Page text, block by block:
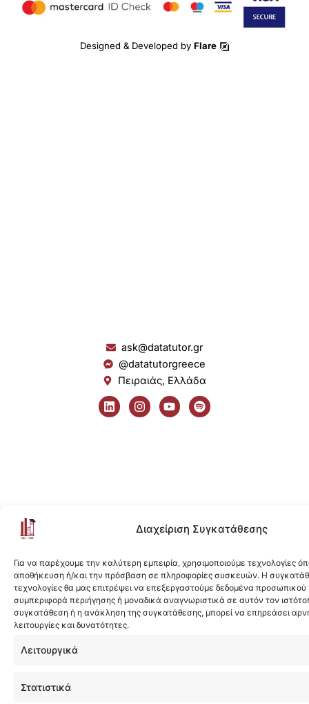
Διαχείριση Συγκατάθεσης
Για να παρέχουμε την καλύτερη εμπειρία, χρησιμοποιούμε τεχνολογίες
αποθήκευση ή/και την πρόσβαση σε πληροφορίες συσκευών. Η
τεχνολογίες θα μας επιτρέψει να επεξεργαστούμε δεδομένα
συμπεριφορά περιήγησης ή μοναδικά αναγνωριστικά σε αυτόν τον
συγκατάθεση ή η ανάκληση της συγκατάθεσης, μπορεί να επηρεάσει
λειτουργίες και δυνατότητες.
Λειτουργικά
Στατιστικά
Designed & Developed by Flare
ask@datatutor.gr
@datatutorgreece
Πειραιάς, Ελλάδα
L
i
n
I
n
s
Y
o
u
S
p
o